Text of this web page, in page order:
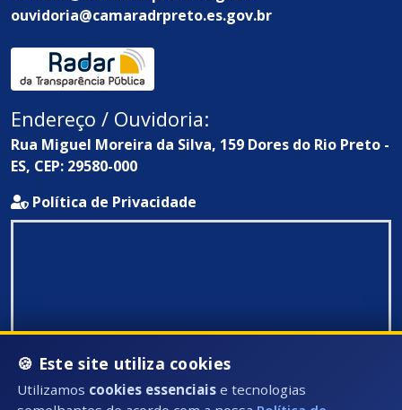
ouvidoria@camaradrpreto.es.gov.br
Endereço / Ouvidoria:
Rua Miguel Moreira da Silva, 159 Dores do Rio Preto -
ES, CEP: 29580-000
Política de Privacidade
🍪 Este site utiliza cookies
Utilizamos cookies essenciais e tecnologias